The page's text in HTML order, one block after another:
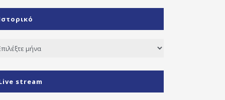
stream